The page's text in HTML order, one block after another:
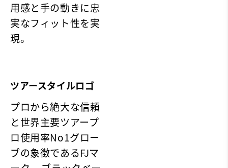
用感と手の動きに忠
実なフィット性を実
現。
ツアースタイルロゴ
プロから絶大な信頼
と世界主要ツアープ
ロ使用率No1グロー
ブの象徴であるFJマ